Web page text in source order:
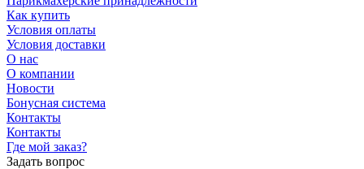
Как купить
Условия оплаты
Условия доставки
О нас
О компании
Новости
Бонусная система
Контакты
Контакты
Где мой заказ?
Задать вопрос